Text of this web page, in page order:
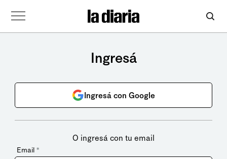
Ingresá
Ingresá con Google
O ingresá con tu email
Email *